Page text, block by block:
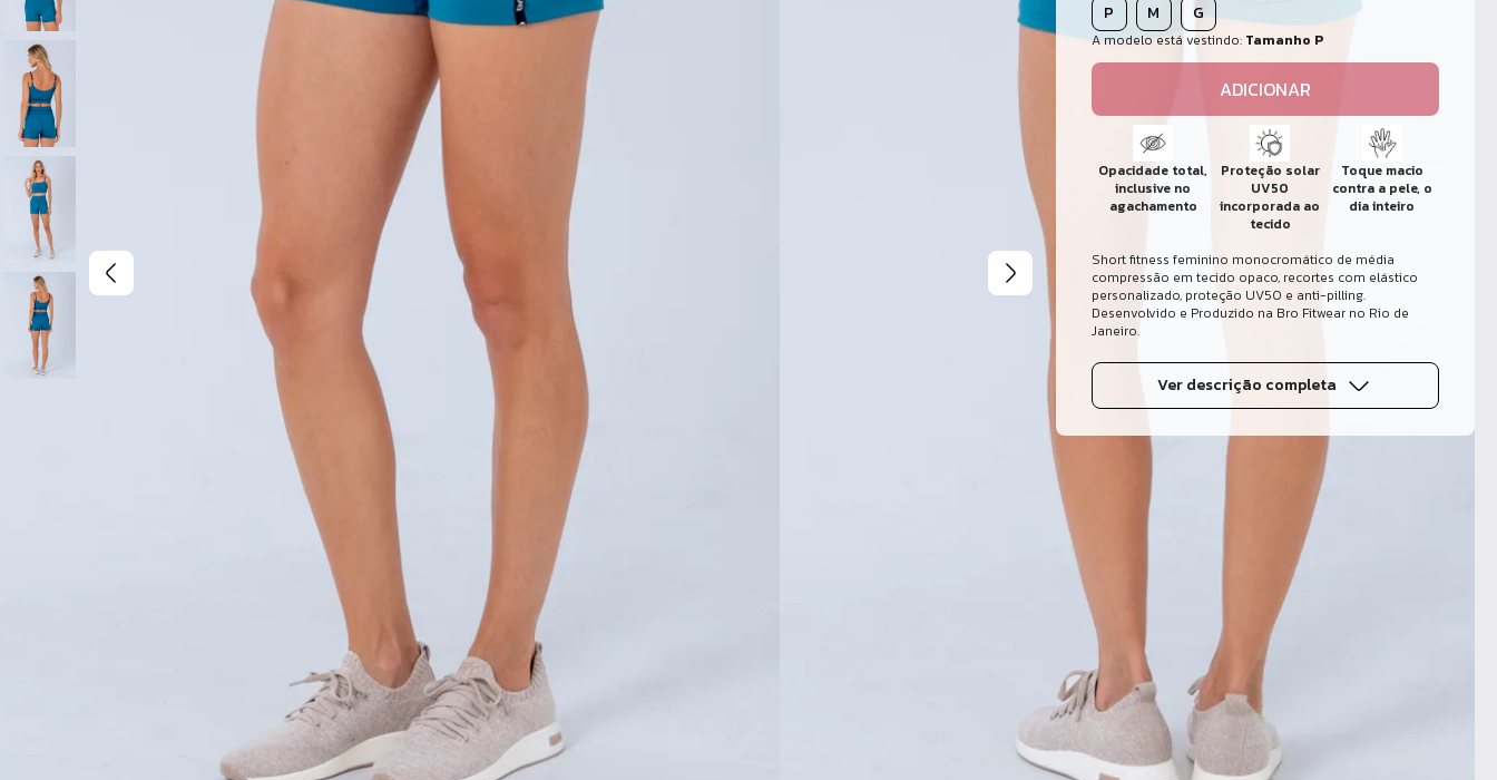
P M G
A modelo está vestindo: Tamanho P
ADICIONAR
Opacidade total,
inclusive no
agachamento
Proteção solar
UV50
incorporada ao
tecido
Toque macio
contra a pele, o
dia inteiro
Short fitness feminino monocromático de média
compressão em tecido opaco, recortes com elástico
personalizado, proteção UV50 e anti-pilling.
Desenvolvido e Produzido na Bro Fitwear no Rio de
Janeiro.
Ver descrição completa